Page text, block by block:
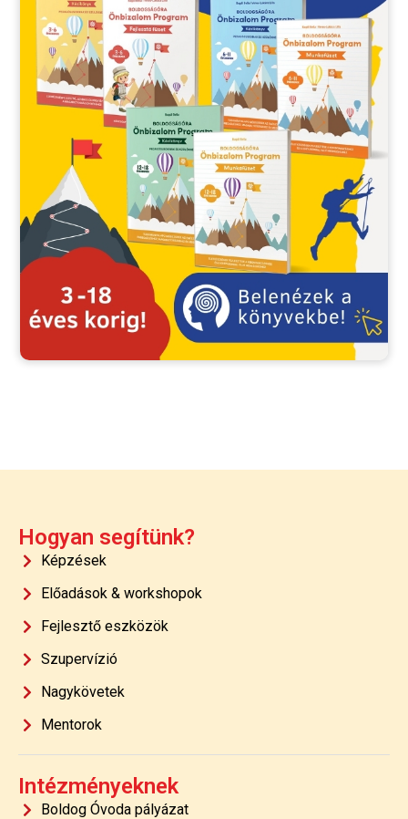
Hogyan segítünk?
Képzések
Előadások & workshopok
Fejlesztő eszközök
Szupervízió
Nagykövetek
Mentorok
Intézményeknek
Boldog Óvoda pályázat